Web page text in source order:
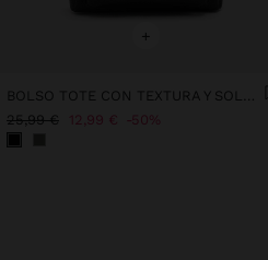
+
25,99 € 12,99 € 50%